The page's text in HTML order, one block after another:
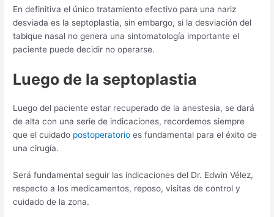
En definitiva el único tratamiento efectivo para una nariz
desviada es la septoplastia, sin embargo, si la desviación del
tabique nasal no genera una sintomatología importante el
paciente puede decidir no operarse.
Luego de la septoplastia
Luego del paciente estar recuperado de la anestesia, se dará
de alta con una serie de indicaciones, recordemos siempre
que el cuidado postoperatorio es fundamental para el éxito de
una cirugía.
Será fundamental seguir las indicaciones del Dr. Edwin Vélez,
respecto a los medicamentos, reposo, visitas de control y
cuidado de la zona.